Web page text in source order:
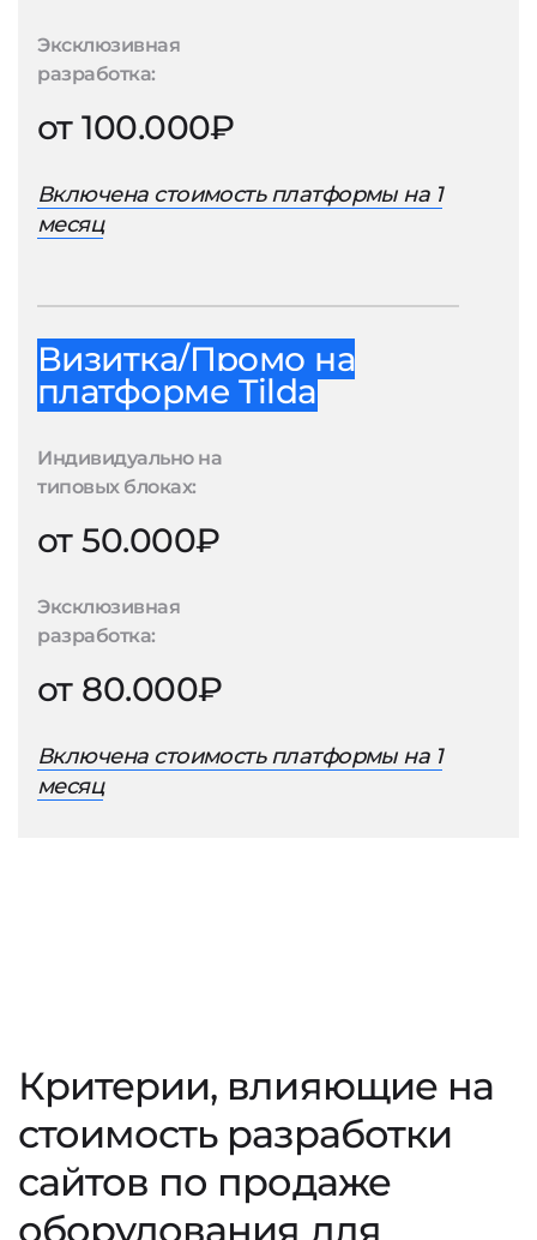
Эксклюзивная
разработка:
от 100.000₽
Включена стоимость платформы на 1
месяц
Визитка/Промо на
платформе Tilda
Индивидуально на
типовых блоках:
от 50.000₽
Эксклюзивная
разработка:
от 80.000₽
Включена стоимость платформы на 1
месяц
Критерии, влияющие на
стоимость разработки
сайтов по продаже
оборудования для